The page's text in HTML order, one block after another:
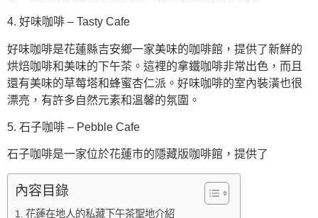
4. 好味咖啡 – Tasty Cafe
好味咖啡是花蓮縣吉安鄉一家美味的咖啡館，提供了新鮮的
烘焙咖啡和美味的下午茶。這裡的拿鐵咖啡非常出色，而且
還有美味的草莓塔和蜂蜜杏仁派。好味咖啡的室內裝潢也很
漂亮，有許多自然元素和溫馨的氛圍。
5. 石子咖啡 – Pebble Cafe
石子咖啡是一家位於花蓮市的隱藏版咖啡館，提供了
內容目錄
花蓮在地人的私藏下午茶聖地介紹